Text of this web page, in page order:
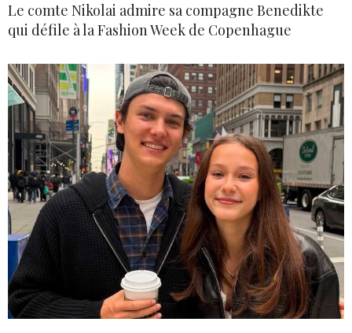
Le comte Nikolai admire sa compagne Benedikte
qui défile à la Fashion Week de Copenhague